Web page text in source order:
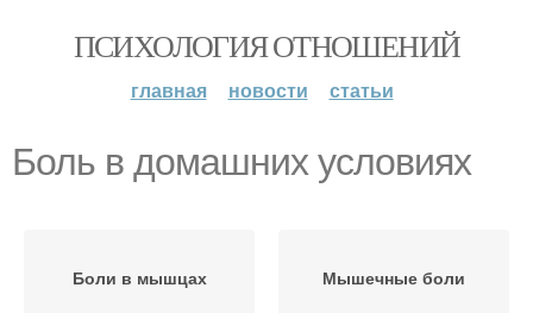
ПСИХОЛОГИЯ ОТНОШЕНИЙ
главная новости статьи
Боль в домашних условиях
Боли в мышцах Мышечные боли